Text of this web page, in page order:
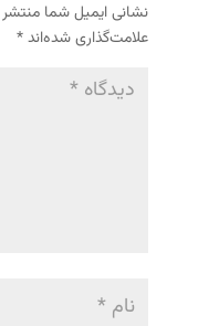
نشانی ایمیل شما
علامت‌گذاری شده‌اند*